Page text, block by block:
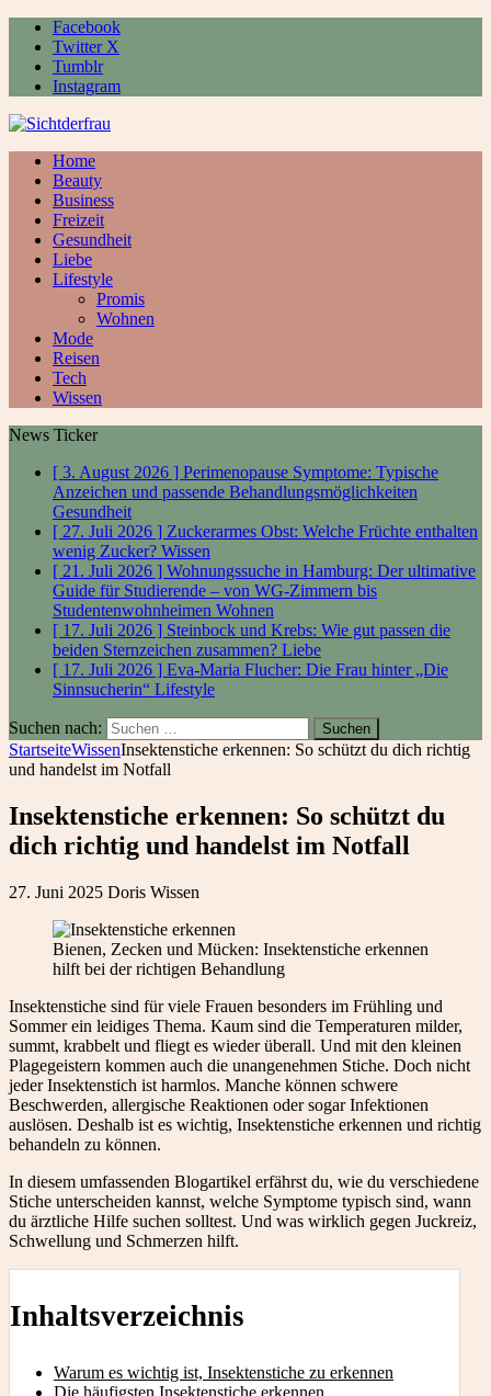
Facebook
Twitter X
Tumblr
Instagram
Home
Beauty
Business
Freizeit
Gesundheit
Liebe
Lifestyle
Promis
Wohnen
Mode
Reisen
Tech
Wissen
News Ticker
[ 3. August 2026 ] Perimenopause Symptome: Typische
Anzeichen und passende Behandlungsmöglichkeiten
Gesundheit
[ 27. Juli 2026 ] Zuckerarmes Obst: Welche Früchte enthalten
wenig Zucker? Wissen
[ 21. Juli 2026 ] Wohnungssuche in Hamburg: Der ultimative
Guide für Studierende – von WG-Zimmern bis
Studentenwohnheimen Wohnen
[ 17. Juli 2026 ] Steinbock und Krebs: Wie gut passen die
beiden Sternzeichen zusammen? Liebe
[ 17. Juli 2026 ] Eva-Maria Flucher: Die Frau hinter „Die
Sinnsucherin“ Lifestyle
Suchen nach:
StartseiteWissenInsektenstiche erkennen: So schützt du dich richtig
und handelst im Notfall
Insektenstiche erkennen: So schützt du
dich richtig und handelst im Notfall
27. Juni 2025 Doris Wissen
Bienen, Zecken und Mücken: Insektenstiche erkennen
hilft bei der richtigen Behandlung
Insektenstiche sind für viele Frauen besonders im Frühling und
Sommer ein leidiges Thema. Kaum sind die Temperaturen milder,
summt, krabbelt und fliegt es wieder überall. Und mit den kleinen
Plagegeistern kommen auch die unangenehmen Stiche. Doch nicht
jeder Insektenstich ist harmlos. Manche können schwere
Beschwerden, allergische Reaktionen oder sogar Infektionen
auslösen. Deshalb ist es wichtig, Insektenstiche erkennen und richtig
behandeln zu können.
In diesem umfassenden Blogartikel erfährst du, wie du verschiedene
Stiche unterscheiden kannst, welche Symptome typisch sind, wann
du ärztliche Hilfe suchen solltest. Und was wirklich gegen Juckreiz,
Schwellung und Schmerzen hilft.
Inhaltsverzeichnis
Warum es wichtig ist, Insektenstiche zu erkennen